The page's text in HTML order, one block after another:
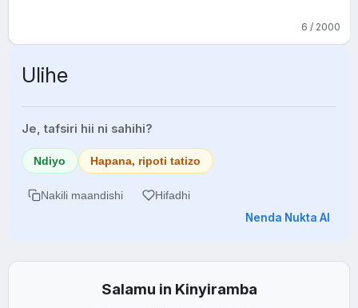
6 / 2000
Ulihe
Je, tafsiri hii ni sahihi?
Ndiyo Hapana, ripoti tatizo
Nakili maandishi Hifadhi
Nenda Nukta AI
Salamu in Kinyiramba